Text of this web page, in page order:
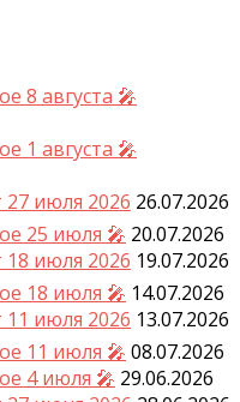
8 августа 🎤
1 августа 🎤
27 июля 2026 26.07.2026
25 июля 🎤 20.07.2026
18 июля 2026 19.07.2026
18 июля 🎤 14.07.2026
11 июля 2026 13.07.2026
11 июля 🎤 08.07.2026
4 июля 🎤 29.06.2026